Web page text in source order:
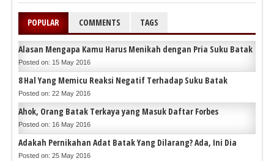
POPULAR COMMENTS TAGS
Alasan Mengapa Kamu Harus Menikah dengan Pria Suku Batak
Posted on: 15 May 2016
8 Hal Yang Memicu Reaksi Negatif Terhadap Suku Batak
Posted on: 22 May 2016
Ahok, Orang Batak Terkaya yang Masuk Daftar Forbes
Posted on: 16 May 2016
Adakah Pernikahan Adat Batak Yang Dilarang? Ada, Ini Dia
Posted on: 25 May 2016